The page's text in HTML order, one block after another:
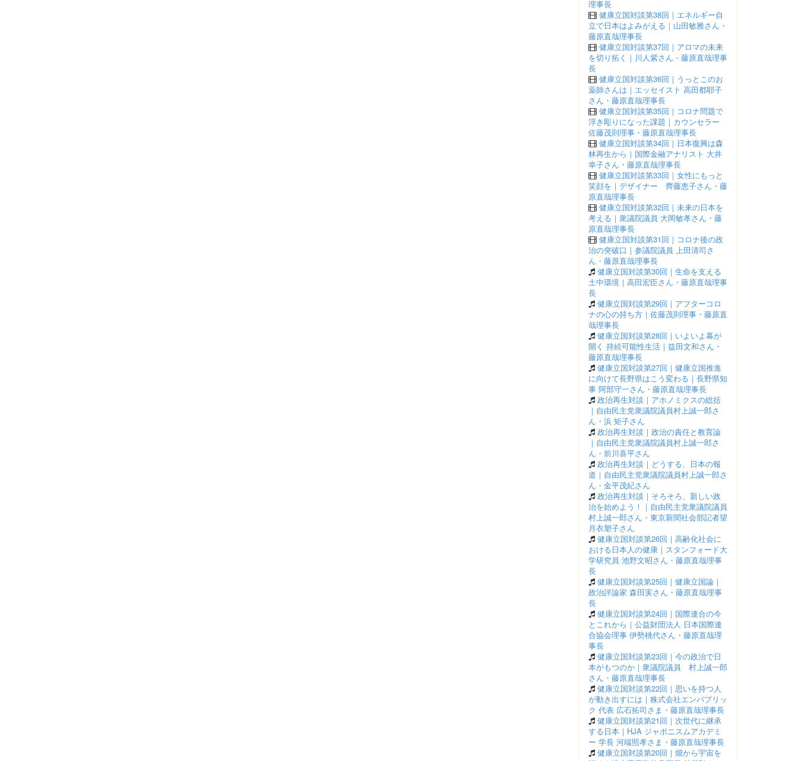
理事長
健康立国対談第38回｜エネルギー自
立で日本はよみがえる｜山田敏雅さん・
藤原直哉理事長
健康立国対談第37回｜アロマの未来
を切り拓く｜川人紫さん・藤原直哉理事
長
健康立国対談第36回｜うっとこのお
薬師さんは｜エッセイスト 高田都耶子
さん・藤原直哉理事長
健康立国対談第35回｜コロナ問題で
浮き彫りになった課題｜カウンセラー
佐藤茂則理事・藤原直哉理事長
健康立国対談第34回｜日本復興は森
林再生から｜国際金融アナリスト 大井
幸子さん・藤原直哉理事長
健康立国対談第33回｜女性にもっと
笑顔を｜デザイナー 齊藤恵子さん・藤
原直哉理事長
健康立国対談第32回｜未来の日本を
考える｜衆議院議員 大岡敏孝さん・藤
原直哉理事長
健康立国対談第31回｜コロナ後の政
治の突破口｜参議院議員 上田清司さ
ん・藤原直哉理事長
健康立国対談第30回｜生命を支える
土中環境｜高田宏臣さん・藤原直哉理事
長
健康立国対談第29回｜アフターコロ
ナの心の持ち方｜佐藤茂則理事・藤原直
哉理事長
健康立国対談第28回｜いよいよ幕が
開く 持続可能性生活｜益田文和さん・
藤原直哉理事長
健康立国対談第27回｜健康立国推進
に向けて長野県はこう変わる｜長野県知
事 阿部守一さん・藤原直哉理事長
政治再生対談｜アホノミクスの総括
｜自由民主党衆議院議員村上誠一郎さ
ん・浜 矩子さん
政治再生対談｜政治の責任と教育論
｜自由民主党衆議院議員村上誠一郎さ
ん・前川喜平さん
政治再生対談｜どうする、日本の報
道｜自由民主党衆議院議員村上誠一郎さ
ん・金平茂紀さん
政治再生対談｜そろそろ、新しい政
治を始めよう！｜自由民主党衆議院議員
村上誠一郎さん・東京新聞社会部記者望
月衣塑子さん
健康立国対談第26回｜高齢化社会に
おける日本人の健康｜スタンフォード大
学研究員 池野文昭さん・藤原直哉理事
長
健康立国対談第25回｜健康立国論｜
政治評論家 森田実さん・藤原直哉理事
長
健康立国対談第24回｜国際連合の今
とこれから｜公益財団法人 日本国際連
合協会理事 伊勢桃代さん・藤原直哉理
事長
健康立国対談第23回｜今の政治で日
本がもつのか｜衆議院議員 村上誠一郎
さん・藤原直哉理事長
健康立国対談第22回｜思いを持つ人
が動き出すには｜株式会社エンパブリッ
ク 代表 広石拓司さま・藤原直哉理事長
健康立国対談第21回｜次世代に継承
する日本｜HJA ジャポニスムアカデミ
ー 学長 河端照孝さま・藤原直哉理事長
健康立国対談第20回｜畑から宇宙を